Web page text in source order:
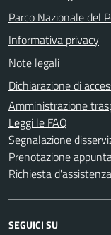
Parco Nazionale del
Informativa privacy
Note legali
Dichiarazione di
Amministrazione
Leggi le FAQ
Segnalazione
Prenotazione
Richiesta d'assistenza
SEGUICI SU